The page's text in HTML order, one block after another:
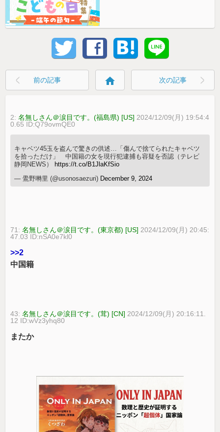
前の記事 home 次の記事
2:名無しさん＠涙目です。(福島県) [US] 2024/12/09(月) 19:54:4
0.65 ID:Q79ovmQE0
キャベツ45玉を盗んで驚きの供述…「傷んで捨てられたキャベツ
を拾っただけ」 中国籍の女を現行犯逮捕も容疑を否認（テレビ
静岡NEWS）
https://t.co/B1JlaKfSio
— 鷽野囀里 (@usonosaezuri) December 9, 2024
71:名無しさん＠涙目です。(東京都) [US] 2024/12/09(月) 20:45:
47.03 ID:nSA0e7kl0
>>2
中国籍
43:名無しさん＠涙目です。(茸) [CN] 2024/12/09(月) 20:16:11.
12 ID:wVz3yhq80
またか